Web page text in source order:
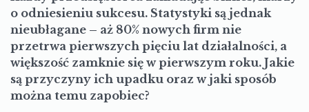
o odniesieniu sukcesu. Statystyki są jednak
nieubłagane – aż 80% nowych firm nie
przetrwa pierwszych pięciu lat działalności, a
większość zamknie się w pierwszym roku. Jakie
są przyczyny ich upadku oraz w jaki sposób
można temu zapobiec?